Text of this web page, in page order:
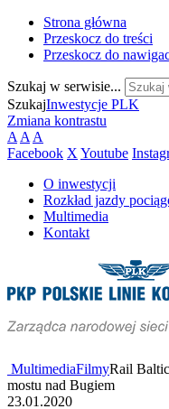
Strona główna
Przeskocz do treści
Przeskocz do
Szukaj w serwisie...
SzukajInwestycje PLK
Zmiana kontrastu
A A A
Facebook X Youtube
O inwestycji
Rozkład jazdy
Multimedia
Kontakt
MultimediaFilmyRail
mostu nad Bugiem
23.01.2020